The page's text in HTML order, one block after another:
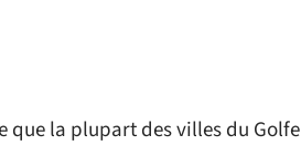
que la plupart des villes du Golfe